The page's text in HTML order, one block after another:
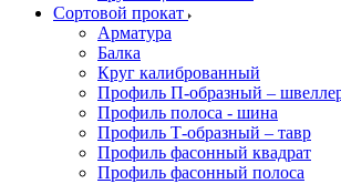
Сортовой прокат
Арматура
Балка
Круг калиброванный
Профиль П-образный –
Профиль полоса - шина
Профиль Т-образный – тавр
Профиль фасонный квадрат
Профиль фасонный полоса